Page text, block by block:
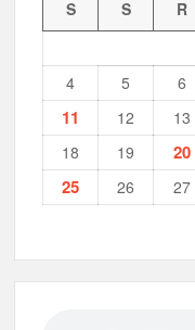
S S R
4 5 6
11
12 13
18 19 20
25 26 27